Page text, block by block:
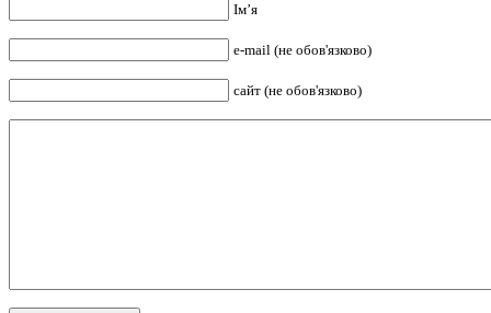
Ім’я
e-mail (не обов'язково)
сайт (не обов'язково)